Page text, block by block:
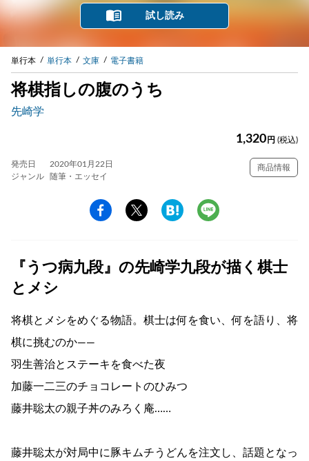
試し読み
単行本 単行本 文庫 電子書籍
将棋指しの腹のうち
先崎学
1,320 円 (税込)
発売日
2020年01月22日
ジャンル
随筆・エッセイ
商品情報
『うつ病九段』の先崎学九段が描く棋士
とメシ
将棋とメシをめぐる物語。棋士は何を食い、何を語り、将
棋に挑むのか――
羽生善治とステーキを食べた夜
加藤一二三のチョコレートのひみつ
藤井聡太の親子丼のみろく庵……
藤井聡太が対局中に豚キムチうどんを注文し、話題となっ